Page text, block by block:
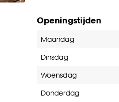
Openingstijden
Openingstijden
Maandag
Dinsdag
Woensdag
Donderdag